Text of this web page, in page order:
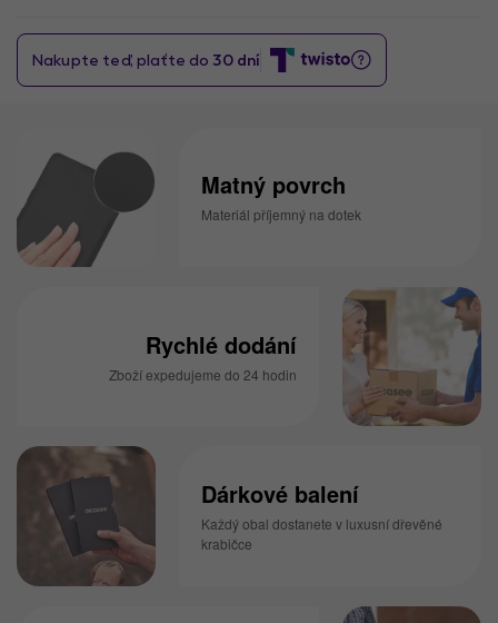
Matný povrch
Materiál příjemný na dotek
Rychlé dodání
Zboží expedujeme do 24 hodin
Dárkové balení
Každý obal dostanete v luxusní dřevěné
krabičce